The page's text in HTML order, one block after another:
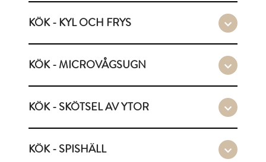
KÖK - KYL OCH FRYS
KÖK - MICROVÅGSUGN
KÖK - SKÖTSEL AV YTOR
KÖK - SPISHÄLL